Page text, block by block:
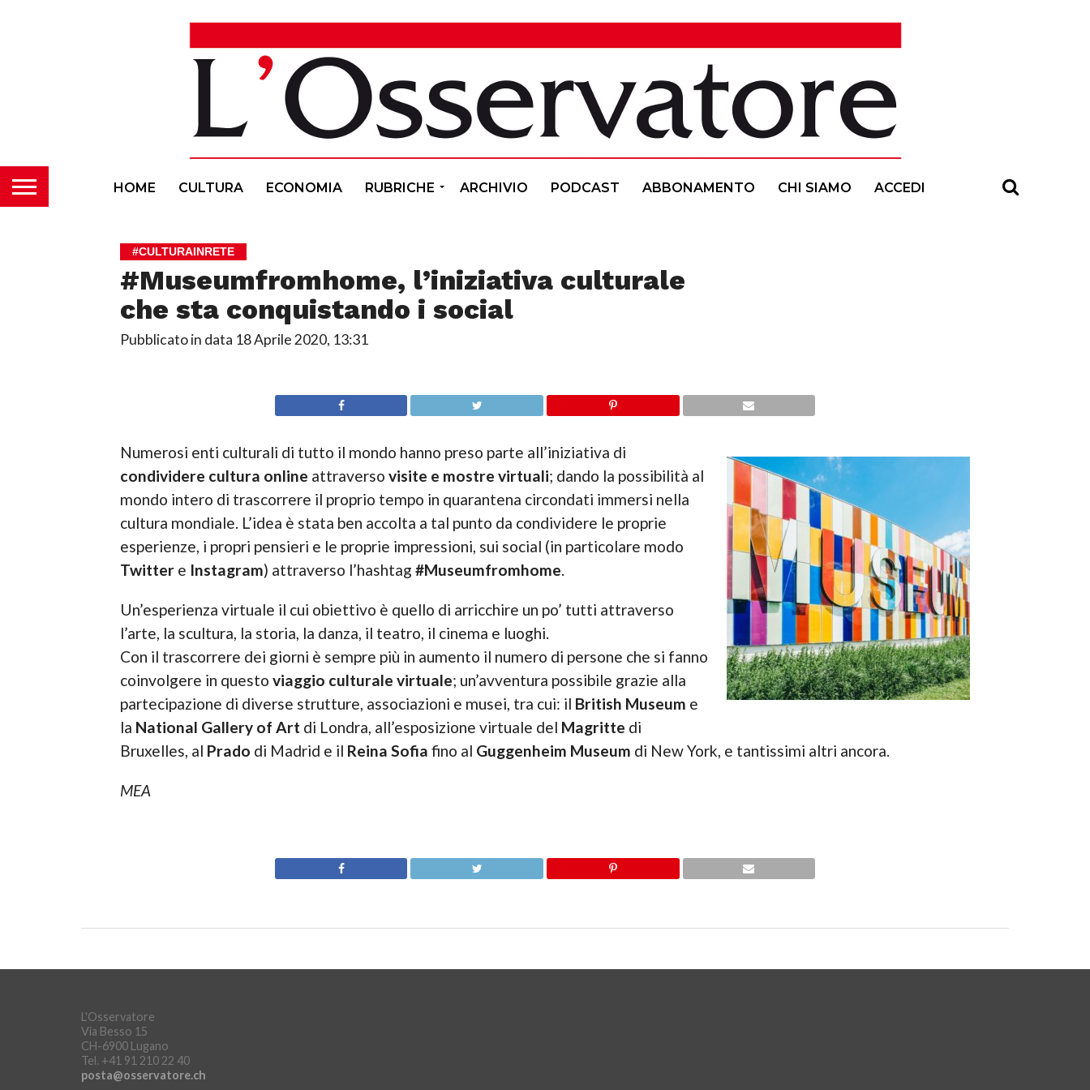
HOME CULTURA ECONOMIA RUBRICHE ARCHIVIO PODCAST ABBONAMENTO CHI SIAMO ACCEDI
#CULTURAINRETE
#Museumfromhome, l’iniziativa culturale
che sta conquistando i social
Pubblicato in data 18 Aprile 2020, 13:31
Numerosi enti culturali di tutto il mondo hanno preso parte all’iniziativa di
condividere cultura online attraverso visite e mostre virtuali; dando la possibilità al
mondo intero di trascorrere il proprio tempo in quarantena circondati immersi nella
cultura mondiale. L’idea è stata ben accolta a tal punto da condividere le proprie
esperienze, i propri pensieri e le proprie impressioni, sui social (in particolare modo
Twittere Instagram) attraverso l’hashtag #Museumfromhome.
Un’esperienza virtuale il cui obiettivo è quello di arricchire un po’ tutti attraverso
l’arte, la scultura, la storia, la danza, il teatro, il cinema e luoghi.
Con il trascorrere dei giorni è sempre più in aumento il numero di persone che si fanno
coinvolgere in questo viaggio culturale virtuale; un’avventura possibile grazie alla
partecipazione di diverse strutture, associazioni e musei, tra cui: il British Museum e
la National Gallery of Art di Londra, all’esposizione virtuale del Magritte di
Bruxelles, al Prado di Madrid e il Reina Sofia fino al Guggenheim Museum di New York, e tantissimi altri ancora.
MEA
L'Osservatore
Via Besso 15
CH-6900 Lugano
Tel. +41 91 210 22 40
posta@osservatore.ch